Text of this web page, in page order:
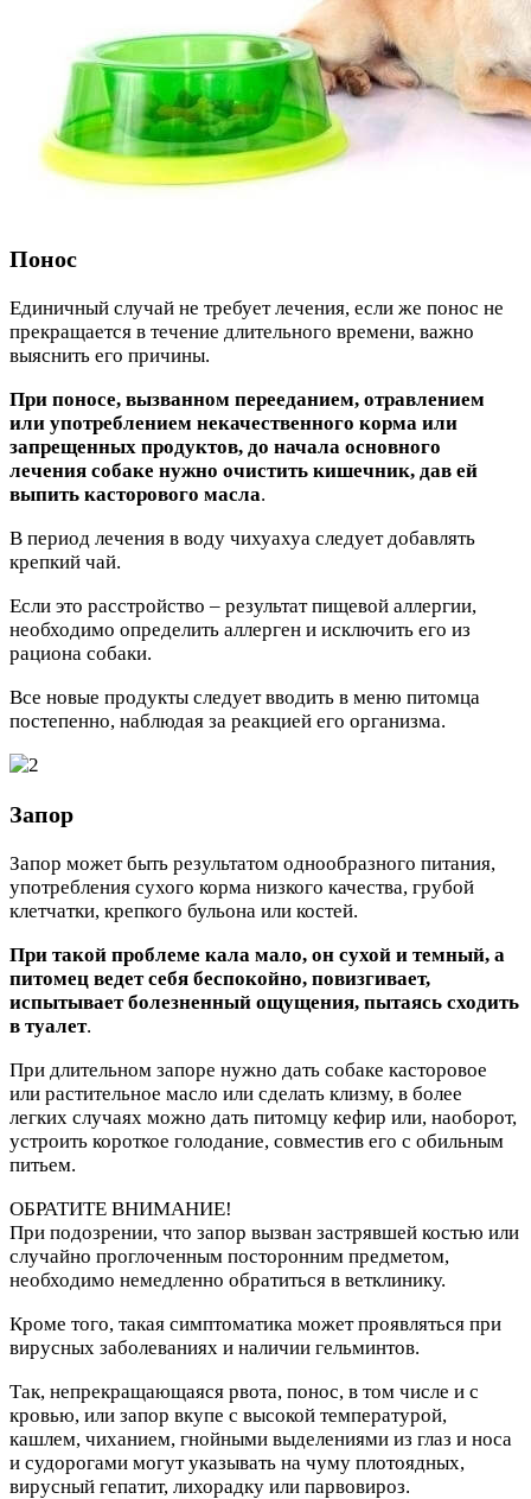
Понос
Единичный случай не требует лечения, если же понос не
прекращается в течение длительного времени, важно
выяснить его причины.
При поносе, вызванном перееданием, отравлением
или употреблением некачественного корма или
запрещенных продуктов, до начала основного
лечения собаке нужно очистить кишечник, дав ей
выпить касторового масла.
В период лечения в воду чихуахуа следует добавлять
крепкий чай.
Если это расстройство – результат пищевой аллергии,
необходимо определить аллерген и исключить его из
рациона собаки.
Все новые продукты следует вводить в меню питомца
постепенно, наблюдая за реакцией его организма.
Запор
Запор может быть результатом однообразного питания,
употребления сухого корма низкого качества, грубой
клетчатки, крепкого бульона или костей.
При такой проблеме кала мало, он сухой и темный, а
питомец ведет себя беспокойно, повизгивает,
испытывает болезненный ощущения, пытаясь сходить
в туалет.
При длительном запоре нужно дать собаке касторовое
или растительное масло или сделать клизму, в более
легких случаях можно дать питомцу кефир или, наоборот,
устроить короткое голодание, совместив его с обильным
питьем.
ОБРАТИТЕ ВНИМАНИЕ!
При подозрении, что запор вызван застрявшей костью или
случайно проглоченным посторонним предметом,
необходимо немедленно обратиться в ветклинику.
Кроме того, такая симптоматика может проявляться при
вирусных заболеваниях и наличии гельминтов.
Так, непрекращающаяся рвота, понос, в том числе и с
кровью, или запор вкупе с высокой температурой,
кашлем, чиханием, гнойными выделениями из глаз и носа
и судорогами могут указывать на чуму плотоядных,
вирусный гепатит, лихорадку или парвовироз.